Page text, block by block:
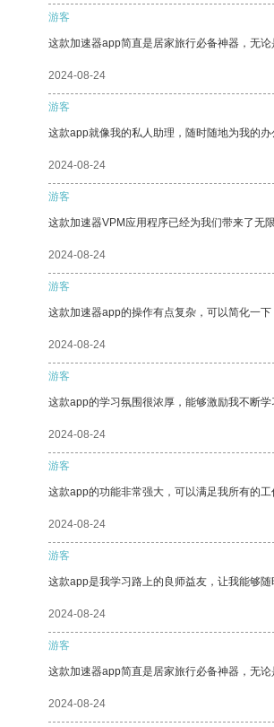
游客
这款加速器app简直是居家旅行必备神器，无
2024-08-24
游客
这款app就像我的私人助理，随时随地为我的
2024-08-24
游客
这款加速器VPM应用程序已经为我们带来了无
2024-08-24
游客
这款加速器app的操作有点复杂，可以简化一下
2024-08-24
游客
这款app的学习氛围很浓厚，能够激励我不断学
2024-08-24
游客
这款app的功能非常强大，可以满足我所有的
2024-08-24
游客
这款app是我学习路上的良师益友，让我能够随
2024-08-24
游客
这款加速器app简直是居家旅行必备神器，无
2024-08-24